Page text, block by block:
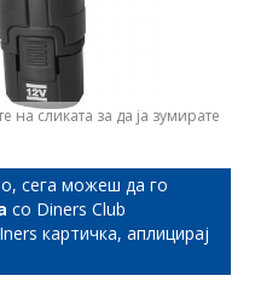
на сликата за да ја зумирате
сега можеш да го
со Diners Club
картичка, аплицирај